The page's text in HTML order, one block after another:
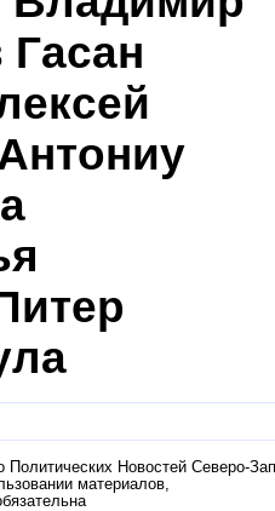
Гасан
Политических Новостей Северо-
материалов,